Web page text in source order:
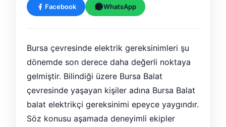
Facebook WhatsApp
Bursa çevresinde elektrik gereksinimleri şu
dönemde son derece daha değerli noktaya
gelmiştir. Bilindiği üzere Bursa Balat
çevresinde yaşayan kişiler adına Bursa Balat
balat elektrikçi gereksinimi epeyce yaygındır.
Söz konusu aşamada deneyimli ekipler